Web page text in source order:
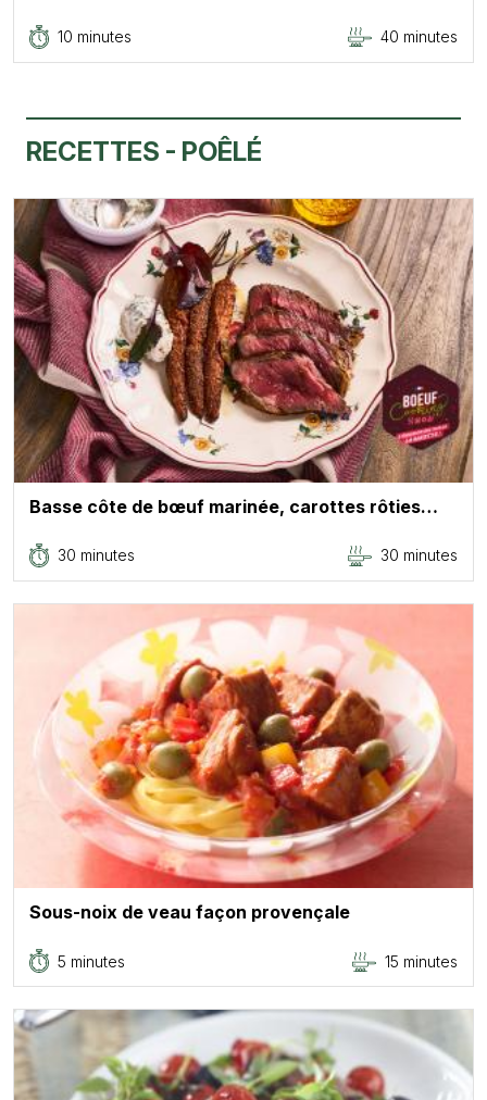
10 minutes 40 minutes
RECETTES - POÊLÉ
Basse côte de bœuf marinée, carottes rôties…
30 minutes 30 minutes
Sous-noix de veau façon provençale
5 minutes 15 minutes